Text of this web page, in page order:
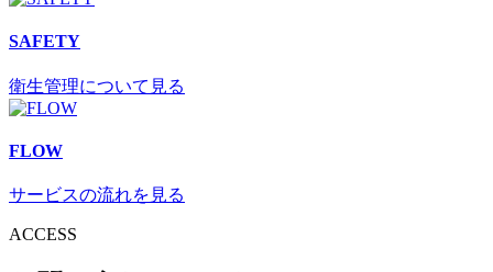
ジ
り
SAFETY
衛生管理について見る
FLOW
サービスの流れを見る
ACCESS